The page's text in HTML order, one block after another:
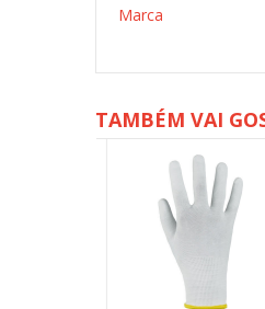
Marca
TAMBÉM VAI